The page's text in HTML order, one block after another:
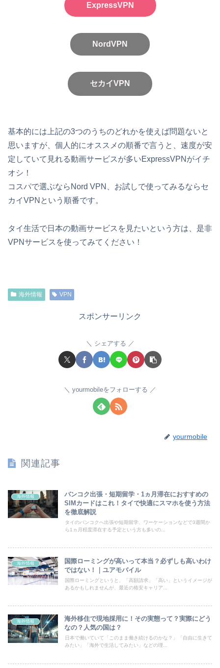
ExpressVPN
NordVPN
セカイVPN
基本的には上記の3つのうちのどれかを使えば問題ないと
思いますが、個人的にオススメの順番で言うと、速度が安
定していて見れる動画サービスが多いExpressVPNがイチ
オシ！
コスパで選ぶならNord VPN、お試しで使ってみるならセ
カイVPNという順番です。
タイ生活で日本の動画サービスを見たいという方は、是非
VPNサービスを使ってみてください！
海外情報 VPN
スポンサーリンク
シェアする
yourmobileをフォローする
yourmobile
関連記事
海外情報
バンコク出張・短期留学・1ヵ月滞在におすすめの
SIMカードはこれ！タイで快適にスマホを使う方法
を徹底解説
タイのバンコクへ出張や短期留学、ワーケーションなどで3週間か
ら1ヵ月程度滞在する予定という方も多いの...
海外情報
国際ローミングが高いって本当？必ずしも高いわけ
ではない！｜ユアモバイル
国際ローミングというと、「高額請求」「高い」というイメージが
あるかもしれませんが、最近の格安キャリア...
海外情報
海外移住で現地採用に！その実態って？実際にどう
なの？人気の国は？
日本で働いていて「このまま働き続けるのかな？」「自由に生きて
みたい」「海外で生活してみたい」などの理...